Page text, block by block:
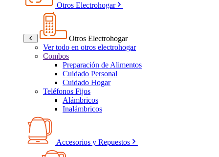
Otros Electrohogar
Otros Electrohogar
Ver todo en otros electrohogar
Combos
Preparación de Alimentos
Cuidado Personal
Cuidado Hogar
Teléfonos Fijos
Alámbricos
Inalámbricos
Accesorios y Repuestos